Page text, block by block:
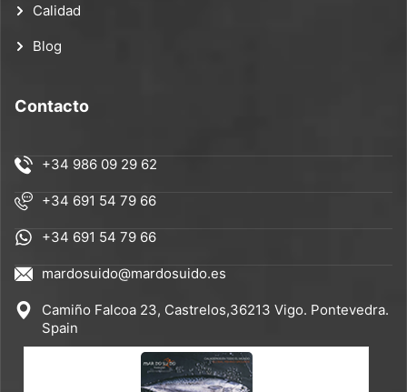
Calidad
Blog
Contacto
+34 986 09 29 62
+34 691 54 79 66
+34 691 54 79 66
mardosuido@mardosuido.es
Camiño Falcoa 23, Castrelos,36213 Vigo. Pontevedra.
Spain